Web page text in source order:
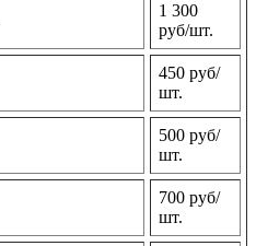
1 300
руб/шт.
450 руб/
шт.
500 руб/
шт.
700 руб/
шт.